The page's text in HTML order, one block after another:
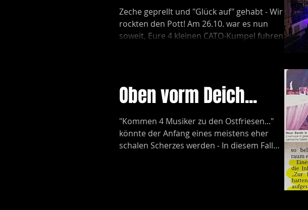
Zeche geprellt und "Glück auf" gehabt - Wir
rockten den Pott! Am 26.10. war es nun
soweit, Eure 4 kleinen CATO-Kumpel fuhren
Oben vorm Deich...
"Kommen 4 Musiker zu den Ostfriesen..."
könnte der Anfang eines meistens eher
schalen Scherzes werden - In diesem Fall